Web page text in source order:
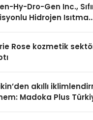
Hy-Dro-Gen Inc.,
Hidrojen Isıtma
Rose kozmetik
akıllı
Madoka Plus